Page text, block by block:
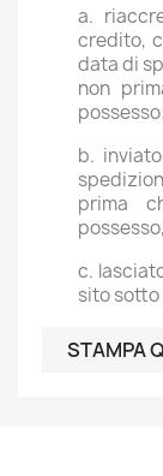
a.
credito,
data di
non
possesso;
b.
prima
possesso,
c.
sito